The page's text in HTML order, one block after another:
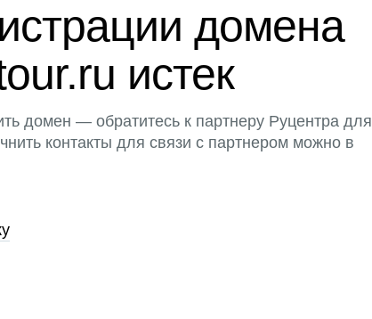
домена
истек
домен — обратитесь к партнеру Руцентра для
контакты для связи с партнером можно в